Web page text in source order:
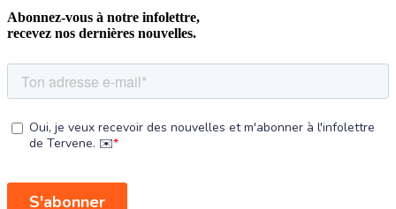
Abonnez-vous à notre infolettre,
recevez nos dernières nouvelles.